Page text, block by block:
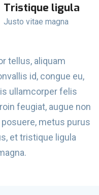
Tristique ligula
Justo vitae magna
tellus, aliquam
id, congue eu,
ullamcorper felis
feugiat, augue non
metus purus
et tristique ligula